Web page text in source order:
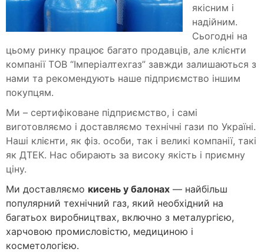
якісним і
надійним.
Сьогодні на
цьому ринку працює багато продавців, але клієнти
компанії ТОВ “Імперіалтехгаз” завжди залишаються з
нами та рекомендують наше підприємство іншим
покупцям.
Ми – сертифіковане підприємство, і самі
виготовляємо і доставляємо технічні гази по Україні.
Наші клієнти, як фіз. особи, так і великі компанії, такі
як ДТЕК. Нас обирають за високу якість і приємну
ціну.
Ми доставляємо кисень у балонах — найбільш
популярний технічний газ, який необхідний на
багатьох виробництвах, включно з металургією,
харчовою промисловістю, медициною і
косметологією.